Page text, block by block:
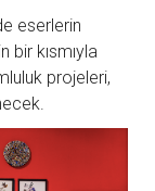
eserlerin
kısmıyla
projeleri,